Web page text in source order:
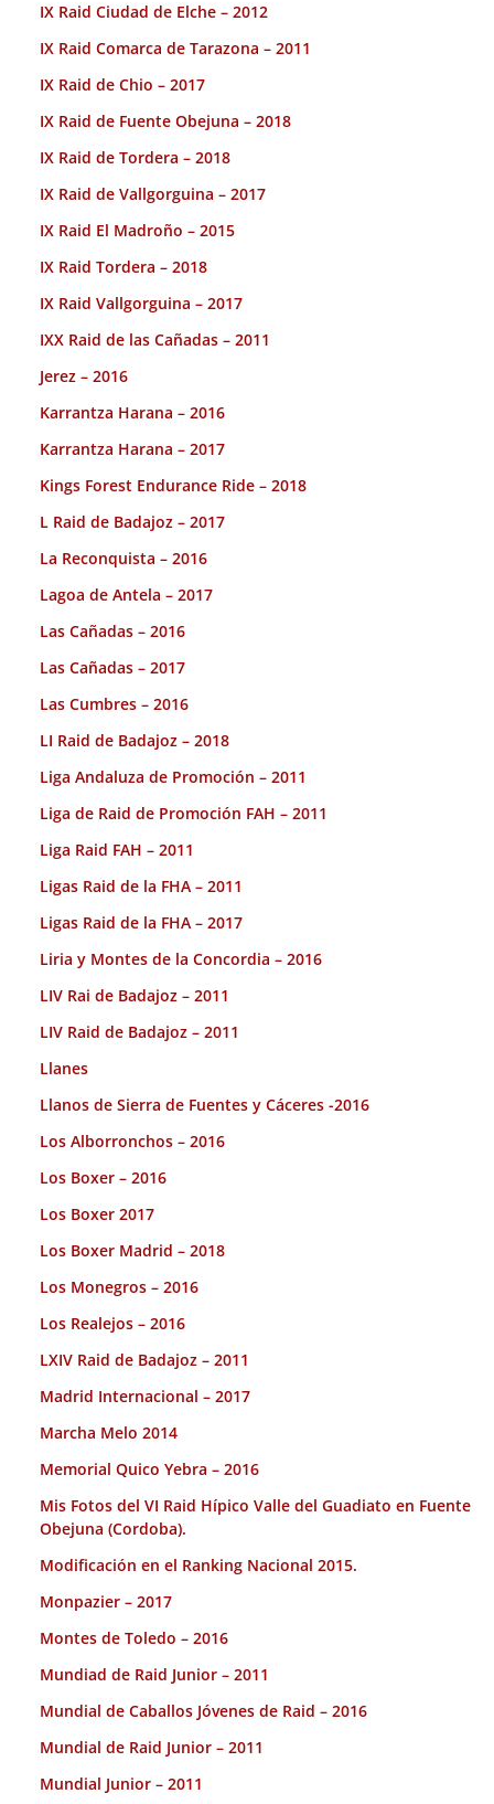
IX Raid Ciudad de Elche – 2012
IX Raid Comarca de Tarazona – 2011
IX Raid de Chio – 2017
IX Raid de Fuente Obejuna – 2018
IX Raid de Tordera – 2018
IX Raid de Vallgorguina – 2017
IX Raid El Madroño – 2015
IX Raid Tordera – 2018
IX Raid Vallgorguina – 2017
IXX Raid de las Cañadas – 2011
Jerez – 2016
Karrantza Harana – 2016
Karrantza Harana – 2017
Kings Forest Endurance Ride – 2018
L Raid de Badajoz – 2017
La Reconquista – 2016
Lagoa de Antela – 2017
Las Cañadas – 2016
Las Cañadas – 2017
Las Cumbres – 2016
LI Raid de Badajoz – 2018
Liga Andaluza de Promoción – 2011
Liga de Raid de Promoción FAH – 2011
Liga Raid FAH – 2011
Ligas Raid de la FHA – 2011
Ligas Raid de la FHA – 2017
Liria y Montes de la Concordia – 2016
LIV Rai de Badajoz – 2011
LIV Raid de Badajoz – 2011
Llanes
Llanos de Sierra de Fuentes y Cáceres -2016
Los Alborronchos – 2016
Los Boxer – 2016
Los Boxer 2017
Los Boxer Madrid – 2018
Los Monegros – 2016
Los Realejos – 2016
LXIV Raid de Badajoz – 2011
Madrid Internacional – 2017
Marcha Melo 2014
Memorial Quico Yebra – 2016
Mis Fotos del VI Raid Hípico Valle del Guadiato en Fuente
Obejuna (Cordoba).
Modificación en el Ranking Nacional 2015.
Monpazier – 2017
Montes de Toledo – 2016
Mundiad de Raid Junior – 2011
Mundial de Caballos Jóvenes de Raid – 2016
Mundial de Raid Junior – 2011
Mundial Junior – 2011